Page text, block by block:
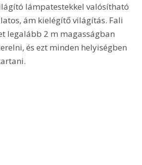
lámpatestekkel valósítható
ám kielégítő világítás. Fali
legalább 2 m magasságban
és ezt minden helyiségben